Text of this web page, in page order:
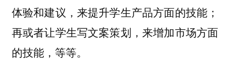
体验和建议，来提升学生产品方面的技能；
再或者让学生写文案策划，来增加市场方面
的技能，等等。